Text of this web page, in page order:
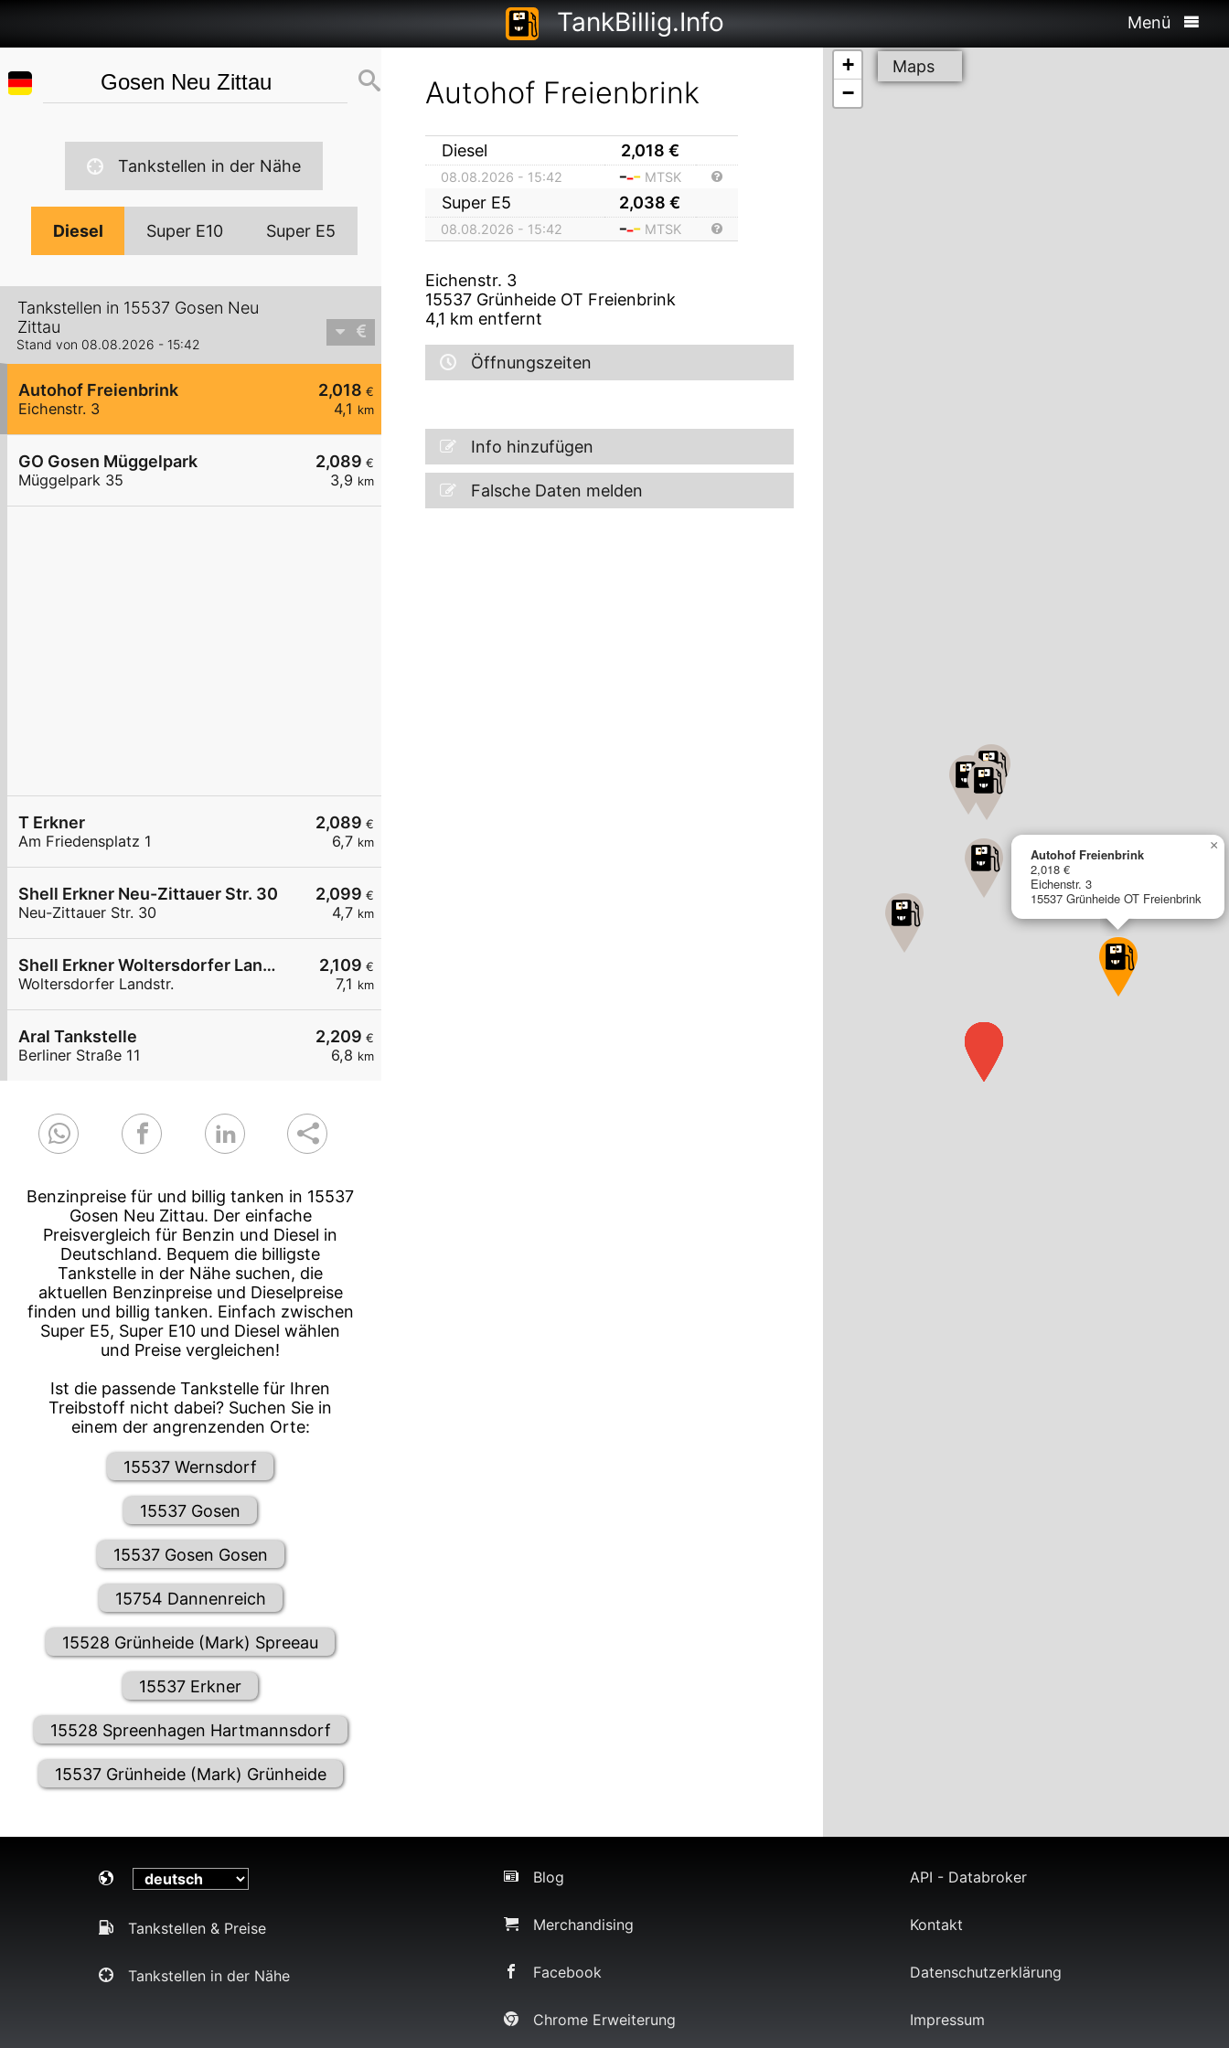
TankBillig.Info Menü
Tankstellen in der Nähe
Diesel Super E10 Super E5
Tankstellen in 15537 Gosen Neu
Zittau
Stand von 08.08.2026 - 15:42
2,018 €
4,1 km
Autohof Freienbrink
Eichenstr. 3
2,089 €
3,9 km
GO Gosen Müggelpark
Müggelpark 35
2,089 €
6,7 km
T Erkner
Am Friedensplatz 1
2,099 €
4,7 km
Shell Erkner Neu-Zittauer Str. 30
Neu-Zittauer Str. 30
2,109 €
7,1 km
Shell Erkner Woltersdorfer Landstr.
Woltersdorfer Landstr.
2,209 €
6,8 km
Aral Tankstelle
Berliner Straße 11
Benzinpreise für und billig tanken in 15537
Gosen Neu Zittau. Der einfache
Preisvergleich für Benzin und Diesel in
Deutschland. Bequem die billigste
Tankstelle in der Nähe suchen, die
aktuellen Benzinpreise und Dieselpreise
finden und billig tanken. Einfach zwischen
Super E5, Super E10 und Diesel wählen
und Preise vergleichen!
Ist die passende Tankstelle für Ihren
Treibstoff nicht dabei? Suchen Sie in
einem der angrenzenden Orte:
15537 Wernsdorf
15537 Gosen
15537 Gosen Gosen
15754 Dannenreich
15528 Grünheide (Mark) Spreeau
15537 Erkner
15528 Spreenhagen Hartmannsdorf
15537 Grünheide (Mark) Grünheide
Autohof Freienbrink
Diesel 2,018 €
08.08.2026 - 15:42 MTSK
Super E5 2,038 €
08.08.2026 - 15:42 MTSK
Eichenstr. 3
15537 Grünheide OT Freienbrink
4,1 km entfernt
Öffnungszeiten
Info hinzufügen
Falsche Daten melden
Autohof Freienbrink
2,018 €
Eichenstr. 3
15537 Grünheide OT Freienbrink
×
+
−
Maps
Tankstellen & Preise
Tankstellen in der Nähe
Blog
Merchandising
Facebook
Chrome Erweiterung
API - Databroker
Kontakt
Datenschutzerklärung
Impressum